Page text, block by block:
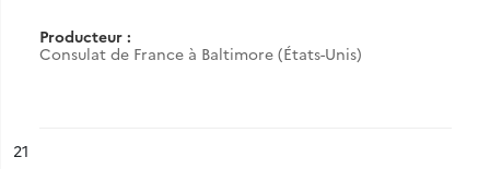
Producteur :
Consulat de France à Baltimore (États-Unis)
n°
21